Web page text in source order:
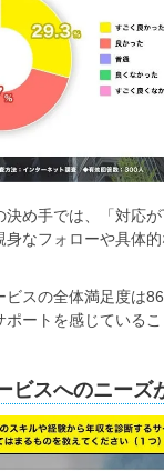
め手では、「対応
身なフォローや具体
ビスの全体満足度は
ートを感じている
ビスへのニーズ